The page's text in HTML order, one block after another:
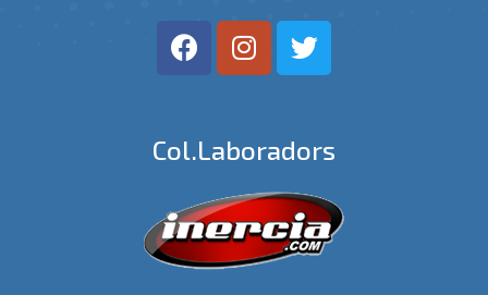
Col.laboradors